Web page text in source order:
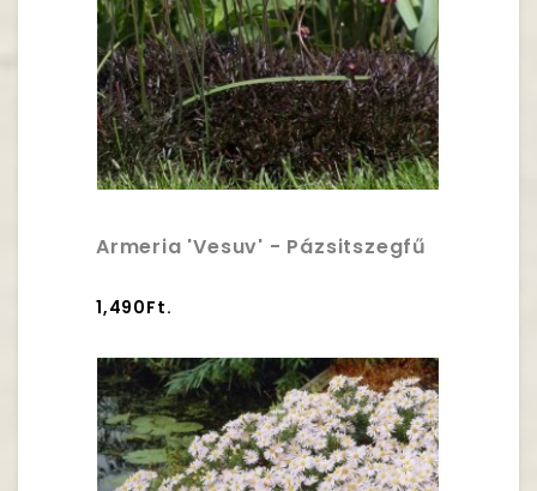
Armeria 'Vesuv' - Pázsitszegfű
1,490Ft.